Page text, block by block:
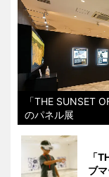
「THE SUNSET
のパネル展
「
ブ